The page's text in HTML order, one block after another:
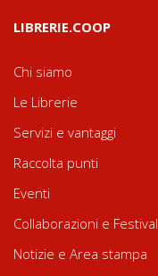
LIBRERIE.COOP
Chi siamo
Le Librerie
Servizi e vantaggi
Raccolta punti
Eventi
Collaborazioni e Festival
Notizie e Area stampa